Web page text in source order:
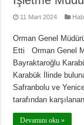
11 Mart 2024
Orman Genel
Etti Orman Genel
Bayraktaroğlu
Karabük İlinde
Safranbolu ve
tarafından
Devamını oku »